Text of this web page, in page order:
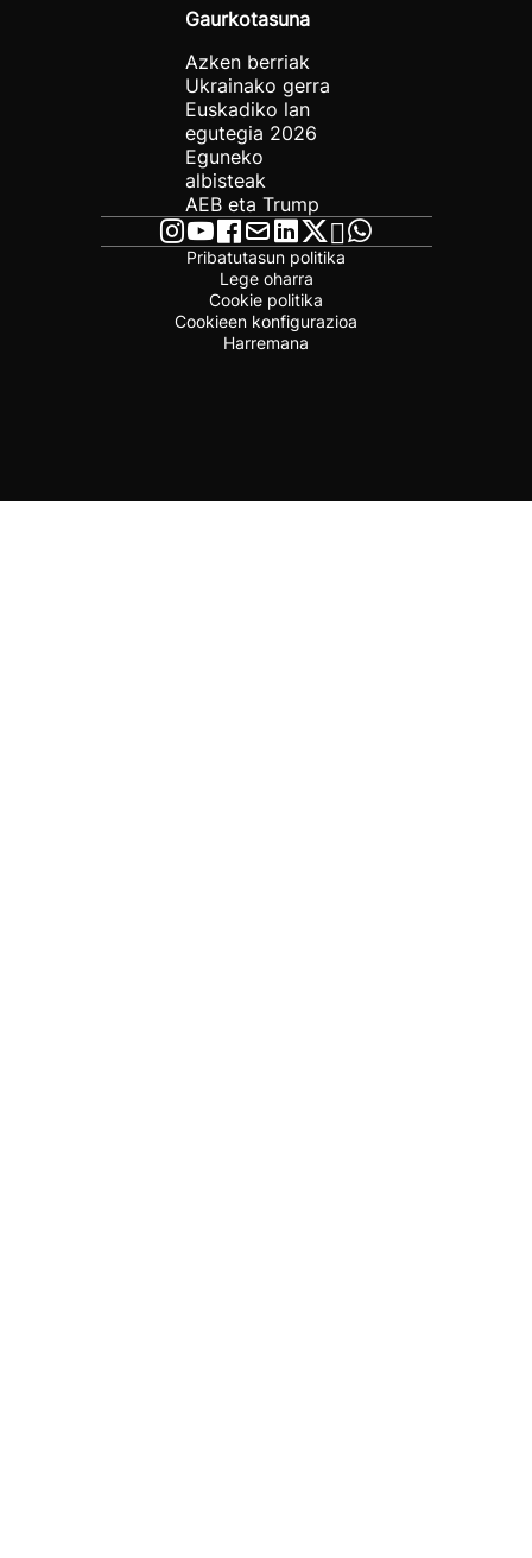
Gaurkotasuna
Azken berriak
Ukrainako gerra
Euskadiko lan
egutegia 2026
Eguneko
albisteak
AEB eta Trump
Pribatutasun politika
Lege oharra
Cookie politika
Cookieen konfigurazioa
Harremana